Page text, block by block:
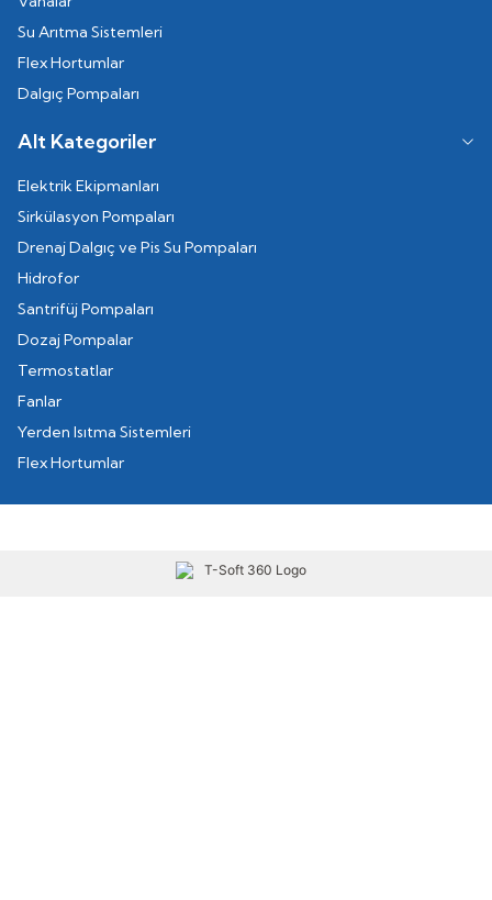
Su Arıtma Sistemleri
Flex Hortumlar
Dalgıç Pompaları
Alt Kategoriler
Elektrik Ekipmanları
Sirkülasyon Pompaları
Drenaj Dalgıç ve Pis Su Pompaları
Hidrofor
Santrifüj Pompaları
Dozaj Pompalar
Termostatlar
Fanlar
Yerden Isıtma Sistemleri
Flex Hortumlar